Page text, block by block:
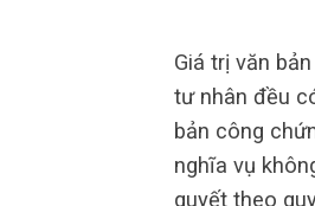
Giá trị văn
tư nhân đều
bản công
nghĩa vụ
quyết theo